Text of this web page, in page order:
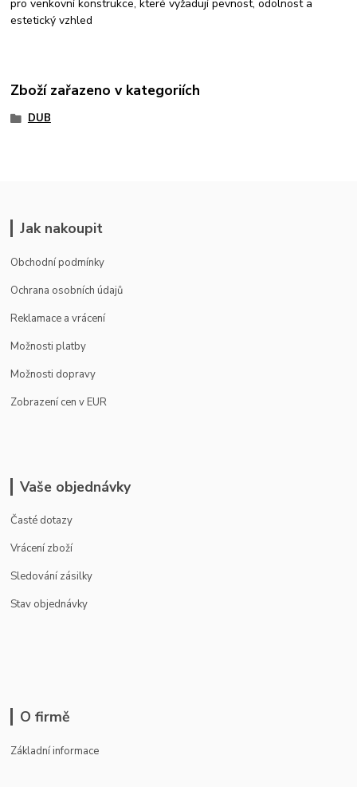
pro venkovní konstrukce, které vyžadují pevnost, odolnost a
estetický vzhled
Zboží zařazeno v kategoriích
DUB
Jak nakoupit
Obchodní podmínky
Ochrana osobních údajů
Reklamace a vrácení
Možnosti platby
Možnosti dopravy
Zobrazení cen v EUR
Vaše objednávky
Časté dotazy
Vrácení zboží
Sledování zásilky
Stav objednávky
O firmě
Základní informace